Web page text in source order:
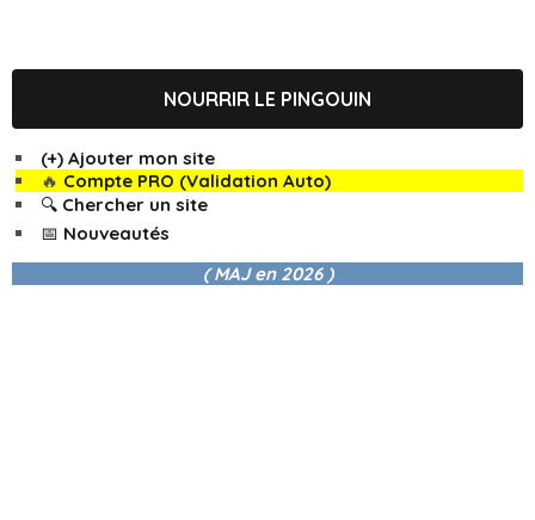
NOURRIR LE PINGOUIN
(+) Ajouter mon site
🔥 Compte PRO (Validation Auto)
🔍 Chercher un site
📅 Nouveautés
( MAJ en 2026 )